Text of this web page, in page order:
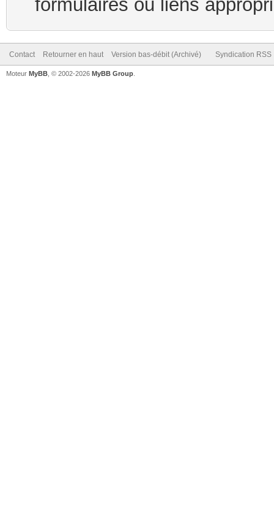
formulaires ou liens
Contact Retourner en haut Version bas-débit (Archivé) Syndication RSS
Moteur MyBB , © 2002-2026 MyBB Group